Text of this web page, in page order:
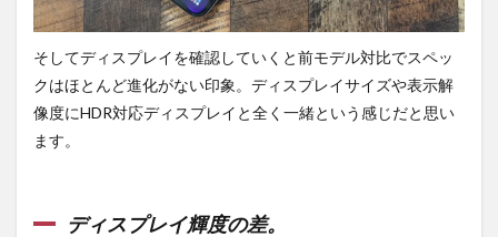
そしてディスプレイを確認していくと前モデル対比でスペッ
クはほとんど進化がない印象。ディスプレイサイズや表示解
像度にHDR対応ディスプレイと全く一緒という感じだと思い
ます。
ディスプレイ輝度の差。